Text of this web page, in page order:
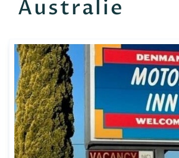
Australie